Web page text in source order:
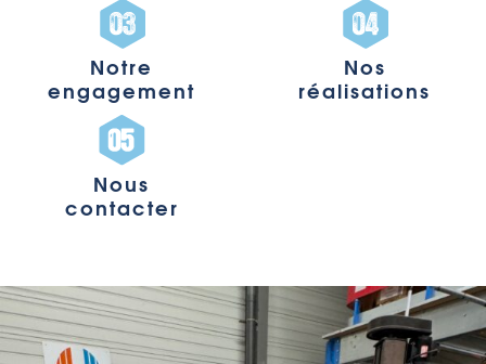
Notre
engagement
Nos
réalisations
Nous
contacter